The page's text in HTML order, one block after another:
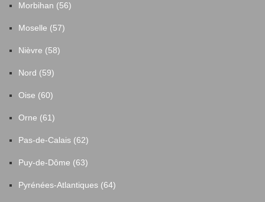
Morbihan (56)
Moselle (57)
Nièvre (58)
Nord (59)
Oise (60)
Orne (61)
Pas-de-Calais (62)
Puy-de-Dôme (63)
Pyrénées-Atlantiques (64)